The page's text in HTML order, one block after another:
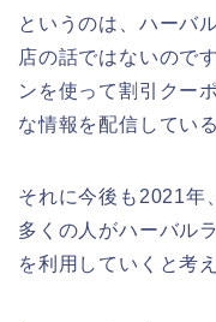
というのは、ハーバ
店の話ではないので
ンを使って割引クー
な情報を配信してい
それに今後も2021年
多くの人がハーバル
を利用していくと考